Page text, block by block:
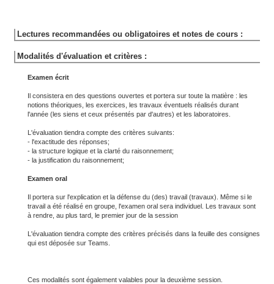
Lectures recommandées ou obligatoires et notes de cours :
Modalités d'évaluation et critères :
Examen écrit
Il consistera en des questions ouvertes et portera sur toute la matière : les
notions théoriques, les exercices, les travaux éventuels réalisés durant
l'année (les siens et ceux présentés par d'autres) et les laboratoires.
L'évaluation tiendra compte des critères suivants:
- l'exactitude des réponses;
- la structure logique et la clarté du raisonnement;
- la justification du raisonnement;
Examen oral
Il portera sur l'explication et la défense du (des) travail (travaux). Même si le
travail a été réalisé en groupe, l'examen oral sera individuel. Les travaux sont
à rendre, au plus tard, le premier jour de la session
L'évaluation tiendra compte des critères précisés dans la feuille des consignes
qui est déposée sur Teams.
Ces modalités sont également valables pour la deuxième session.